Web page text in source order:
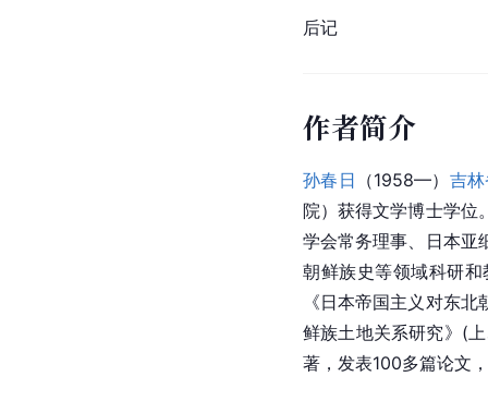
后记
作者简介
孙春日 （1958—） 吉
院）获得文学博士学位
学会常务理事、日本亚
朝鲜族史等领域科研
《日本帝国主义对东北
鲜族土地关系研究》(
著，发表100多篇论文